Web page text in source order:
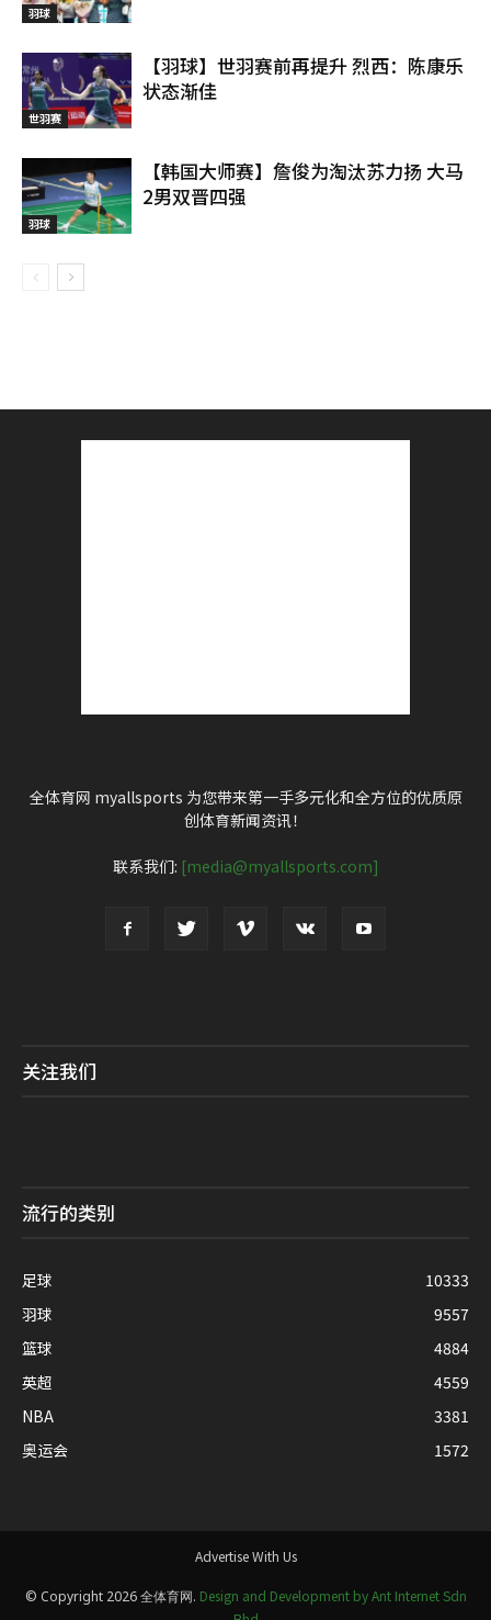
羽球
世羽赛
【羽球】世羽赛前再提升 烈西：陈康乐
状态渐佳
羽球
【韩国大师赛】詹俊为淘汰苏力扬 大马
2男双晋四强
全体育网 myallsports 为您带来第一手多元化和全方位的优质原
创体育新闻资讯！
联系我们: [media@myallsports.com]
关注我们
流行的类别
足球
10333
羽球
9557
篮球
4884
英超
4559
NBA
3381
奥运会
1572
Advertise With Us
© Copyright 2026 全体育网. Design and Development by Ant Internet Sdn